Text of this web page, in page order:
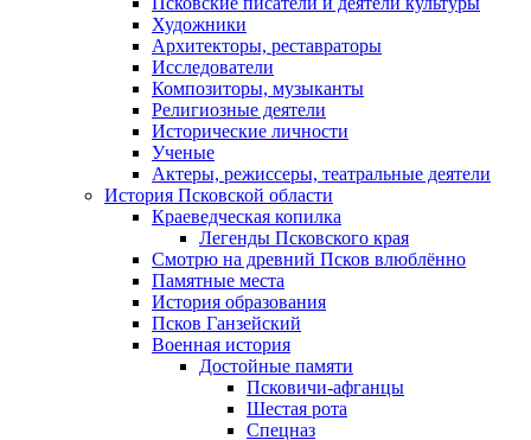
Художники
Архитекторы, реставраторы
Исследователи
Композиторы, музыканты
Религиозные деятели
Исторические личности
Ученые
Актеры, режиссеры, театральные деятели
История Псковской области
Краеведческая копилка
Легенды Псковского края
Смотрю на древний Псков влюблённо
Памятные места
История образования
Псков Ганзейский
Военная история
Достойные памяти
Псковичи-афганцы
Шестая рота
Спецназ